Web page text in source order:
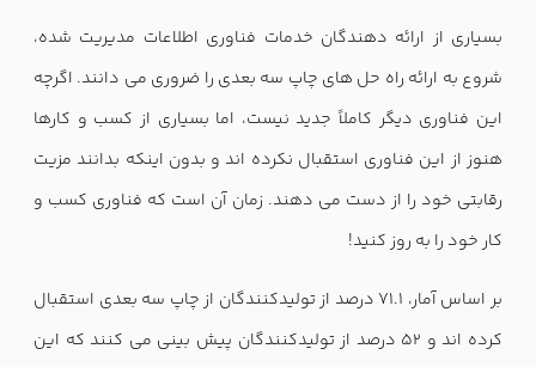
بسیاری از ارائه دهندگان خدمات فناوری اطلاعات مدیریت شده،
شروع به ارائه راه حل های چاپ سه بعدی را ضروری می دانند. اگرچه
این فناوری دیگر کاملاً جدید نیست، اما بسیاری از کسب و کارها
هنوز از این فناوری استقبال نکرده اند و بدون اینکه بدانند مزیت
رقابتی خود را از دست می دهند. زمان آن است که فناوری کسب و
کار خود را به روز کنید!
بر اساس آمار، 71.1 درصد از تولیدکنندگان از چاپ سه بعدی استقبال
کرده اند و 52 درصد از تولیدکنندگان پیش بینی می کنند که این